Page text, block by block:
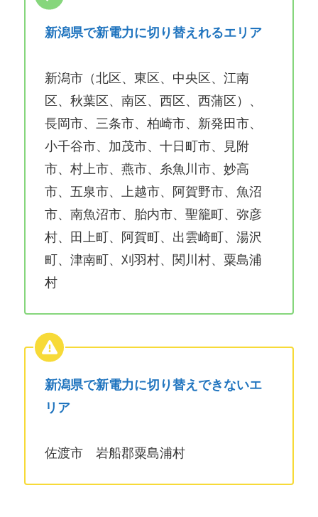
新潟県で新電力に切り替えれるエリア
新潟市（北区、東区、中央区、江南
区、秋葉区、南区、西区、西蒲区）、
長岡市、三条市、柏崎市、新発田市、
小千谷市、加茂市、十日町市、見附
市、村上市、燕市、糸魚川市、妙高
市、五泉市、上越市、阿賀野市、魚沼
市、南魚沼市、胎内市、聖籠町、弥彦
村、田上町、阿賀町、出雲崎町、湯沢
町、津南町、刈羽村、関川村、粟島浦
村
新潟県で新電力に切り替えできないエ
リア
佐渡市 岩船郡粟島浦村